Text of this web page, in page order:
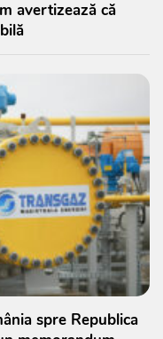
avertizează că
spre Republica